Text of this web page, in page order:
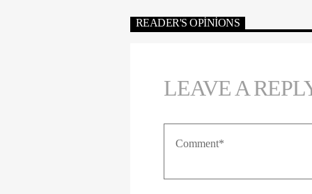
READER'S OPINIONS
LEAVE A